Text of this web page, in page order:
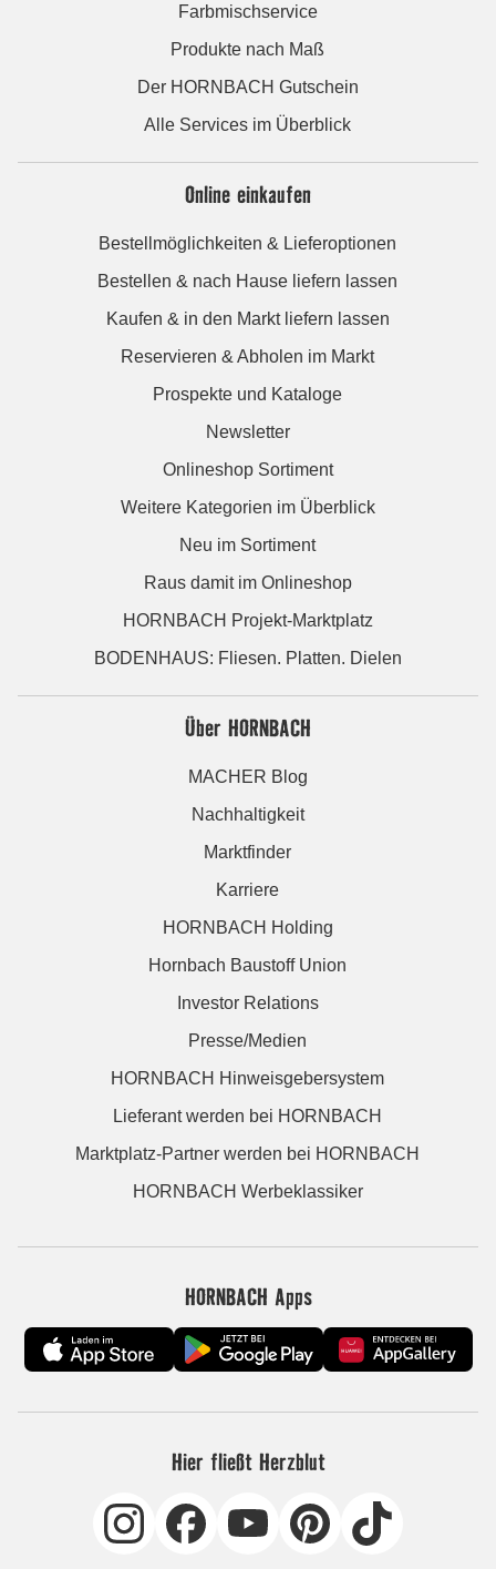
Farbmischservice
Produkte nach Maß
Der HORNBACH Gutschein
Alle Services im Überblick
Online einkaufen
Bestellmöglichkeiten & Lieferoptionen
Bestellen & nach Hause liefern lassen
Kaufen & in den Markt liefern lassen
Reservieren & Abholen im Markt
Prospekte und Kataloge
Newsletter
Onlineshop Sortiment
Weitere Kategorien im Überblick
Neu im Sortiment
Raus damit im Onlineshop
HORNBACH Projekt-Marktplatz
BODENHAUS: Fliesen. Platten. Dielen
Über HORNBACH
MACHER Blog
Nachhaltigkeit
Marktfinder
Karriere
HORNBACH Holding
Hornbach Baustoff Union
Investor Relations
Presse/Medien
HORNBACH Hinweisgebersystem
Lieferant werden bei HORNBACH
Marktplatz-Partner werden bei HORNBACH
HORNBACH Werbeklassiker
HORNBACH Apps
Hier fließt Herzblut